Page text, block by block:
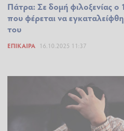
Πάτρα: Σε δομή φιλοξενίας ο
που φέρεται να
του
ΕΠΊΚΑΙΡΑ 16.10.2025 11:37